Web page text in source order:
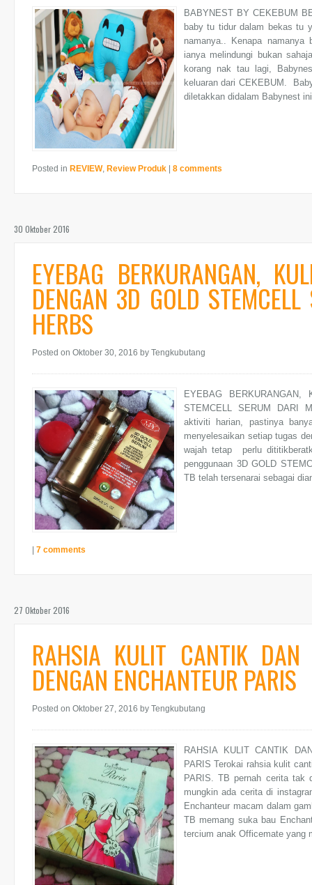
BABYNEST BY CEKEBUM
baby tu tidur dalam bekas tu
namanya.. Kenapa namanya
ianya melindungi bukan
korang nak tau lagi,
keluaran dari CEKEBUM.
diletakkan didalam Babynest
Posted in REVIEW, Review Produk 8 comments
30 Oktober 2016
EYEBAG BERKURANGAN,
DENGAN 3D GOLD
HERBS
Posted on Oktober 30, 2016 by Tengkubutang
EYEBAG
STEMCELL SERUM DARI
aktiviti harian, pastinya
menyelesaikan setiap tugas
wajah tetap perlu
penggunaan 3D GOLD
TB telah tersenarai sebagai
7 comments
27 Oktober 2016
RAHSIA KULIT CANTIK
DENGAN ENCHANTEUR PARIS
Posted on Oktober 27, 2016 by Tengkubutang
RAHSIA KULIT CANTIK
PARIS Terokai rahsia kulit
PARIS. TB pernah cerita tak
mungkin ada cerita di
Enchanteur macam dalam
TB memang suka bau
tercium anak Officemate yang